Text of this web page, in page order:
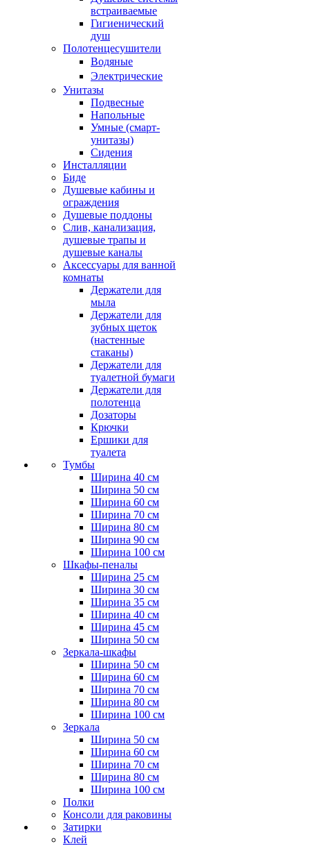
встраиваемые
Гигиенический
душ
Полотенцесушители
ㅤВодяные
ㅤЭлектрические
Унитазы
Подвесные
Напольные
Умные (смарт-
унитазы)
Сидения
Инсталляции
Биде
Душевые кабины и
ограждения
Душевые поддоны
Слив, канализация,
душевые трапы и
душевые каналы
Аксессуары для ванной
комнаты
Держатели для
мыла
Держатели для
зубных щеток
(настенные
стаканы)
Держатели для
туалетной бумаги
Держатели для
полотенца
Дозаторы
Крючки
Ершики для
туалета
Тумбы
Ширина 40 см
Ширина 50 см
Ширина 60 см
Ширина 70 см
Ширина 80 см
Ширина 90 см
Ширина 100 см
Шкафы-пеналы
Ширина 25 см
Ширина 30 см
Ширина 35 см
Ширина 40 см
Ширина 45 см
Ширина 50 см
Зеркала-шкафы
Ширина 50 см
Ширина 60 см
Ширина 70 см
Ширина 80 см
Ширина 100 см
Зеркала
Ширина 50 см
Ширина 60 см
Ширина 70 см
Ширина 80 см
Ширина 100 см
Полки
Консоли для раковины
Затирки
Клей